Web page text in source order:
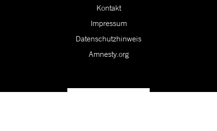
Kontakt
Impressum
Datenschutzhinweis
Amnesty.org